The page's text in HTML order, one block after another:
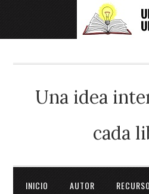
Una idea
cada
INICIO AUTOR